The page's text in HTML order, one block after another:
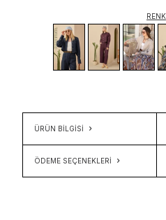
RENK
ÜRÜN BİLGİSİ
ÖDEME SEÇENEKLERI